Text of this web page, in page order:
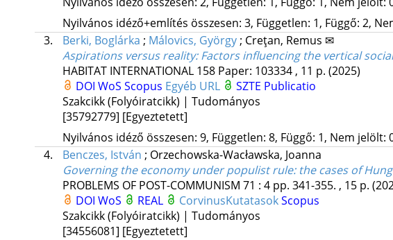
Nyilvános idéző+említés összesen: 3, Független: 1, Függő: 2,
3.
Berki, Boglárka ; Málovics, György; Creţan, Remus ✉
Aspirations versus reality: Factors influencing the vertical
HABITAT INTERNATIONAL 158 Paper: 103334 , 11 p. (2025)
DOI WoS Scopus Egyéb URL
SZTE Publicatio
Szakcikk (Folyóiratcikk) | Tudományos
[35792779] [Egyeztetett]
Nyilvános idéző összesen: 9, Független: 8, Függő: 1, Nem jelölt:
4.
Benczes, István ; Orzechowska-Wacławska, Joanna
Governing the economy under populist rule: the cases of
PROBLEMS OF POST-COMMUNISM 71 : 4 pp. 341-355. , 15 p.
DOI WoS REAL CorvinusKutatasokScopus
Szakcikk (Folyóiratcikk) | Tudományos
[34556081] [Egyeztetett]